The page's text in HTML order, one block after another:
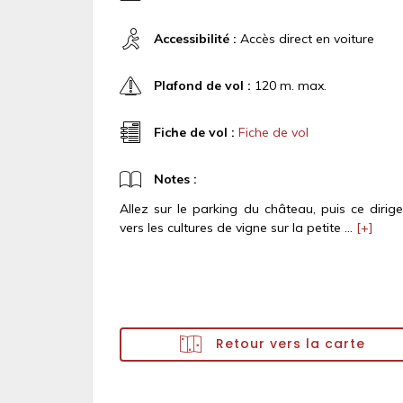
Accessibilité : Accès direct en voiture
Plafond de vol : 120 m. max.
Fiche de vol : Fiche de vol
Notes :
Allez sur le parking du château, puis ce
vers les cultures de vigne sur la petite ... [+]
Retour vers la carte